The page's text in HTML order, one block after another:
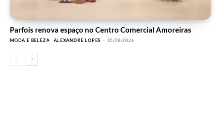
Parfois renova espaço no Centro Comercial Amoreiras
MODA E BELEZA ALEXANDRE LOPES - 05/08/2026